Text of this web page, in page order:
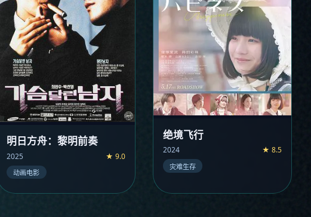
明日方舟：黎明前奏
2025 ★ 9.0
动画电影
绝境飞行
2024 ★ 8.5
灾难生存